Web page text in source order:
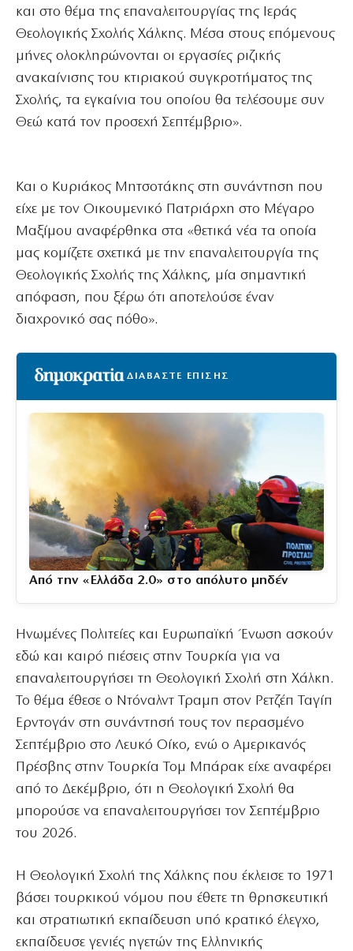
και στο θέμα της επαναλειτουργίας της Ιεράς
Θεολογικής Σχολής Χάλκης. Μέσα στους επόμενους
μήνες ολοκληρώνονται οι εργασίες ριζικής
ανακαίνισης του κτιριακού συγκροτήματος της
Σχολής, τα εγκαίνια του οποίου θα τελέσουμε συν
Θεώ κατά τον προσεχή Σεπτέμβριο».
Και ο Κυριάκος Μητσοτάκης στη συνάντηση που
είχε με τον Οικουμενικό Πατριάρχη στο Μέγαρο
Μαξίμου αναφέρθηκα στα «θετικά νέα τα οποία
μας κομίζετε σχετικά με την επαναλειτουργία της
Θεολογικής Σχολής της Χάλκης, μία σημαντική
απόφαση, που ξέρω ότι αποτελούσε έναν
διαχρονικό σας πόθο».
ΔΙΑΒΑΣΤΕ ΕΠΙΣΗΣ
Από την «Ελλάδα 2.0» στο απόλυτο μηδέν
Ηνωμένες Πολιτείες και Ευρωπαϊκή Ένωση ασκούν
εδώ και καιρό πιέσεις στην Τουρκία για να
επαναλειτουργήσει τη Θεολογική Σχολή στη Χάλκη.
Το θέμα έθεσε ο Ντόναλντ Τραμπ στον Ρετζέπ Ταγίπ
Ερντογάν στη συνάντησή τους τον περασμένο
Σεπτέμβριο στο Λευκό Οίκο, ενώ ο Αμερικανός
Πρέσβης στην Τουρκία Τομ Μπάρακ είχε αναφέρει
από το Δεκέμβριο, ότι η Θεολογική Σχολή θα
μπορούσε να επαναλειτουργήσει τον Σεπτέμβριο
του 2026.
Η Θεολογική Σχολή της Χάλκης που έκλεισε το 1971
βάσει τουρκικού νόμου που έθετε τη θρησκευτική
και στρατιωτική εκπαίδευση υπό κρατικό έλεγχο,
εκπαίδευσε γενιές ηγετών της Ελληνικής